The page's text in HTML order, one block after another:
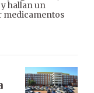
hallan un
medicamentos